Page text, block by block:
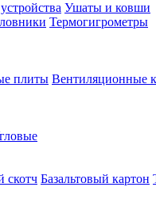
Ушаты и ковши
Термогигрометры
плиты Вентиляционные
Базальтовый картон